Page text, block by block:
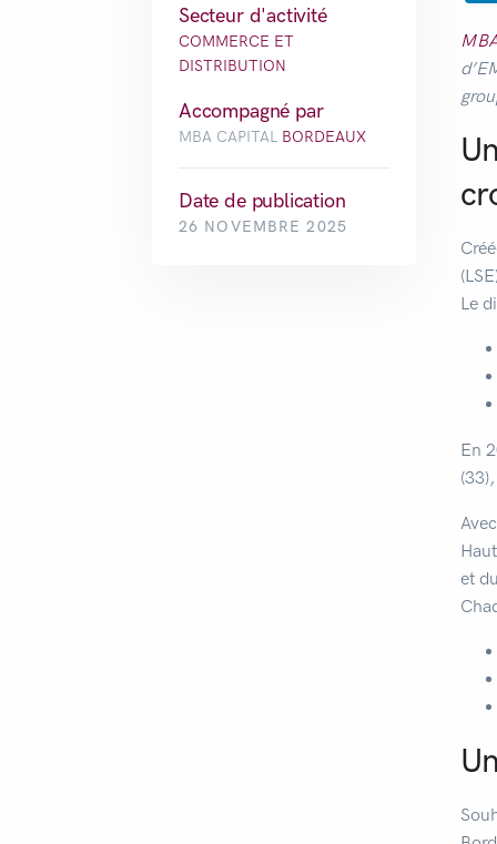
Secteur d'activité
COMMERCE ET
DISTRIBUTION
Accompagné par
MBA CAPITAL BORDEAUX
Date de publication
26 NOVEMBRE 2025
Le
En
et